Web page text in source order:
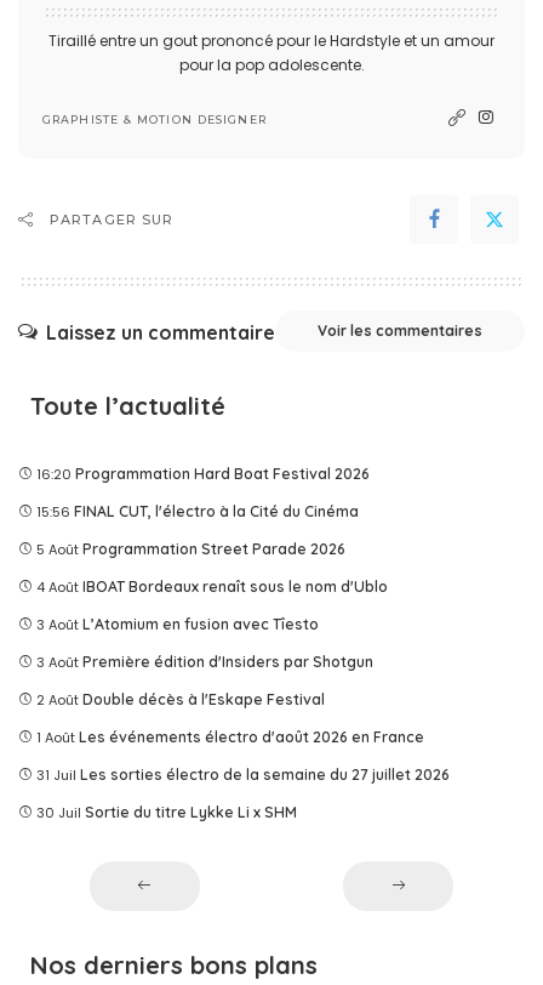
Tiraillé entre un gout prononcé pour le Hardstyle et un amour
pour la pop adolescente.
GRAPHISTE & MOTION DESIGNER
PARTAGER SUR
Laissez un commentaire Voir les commentaires
Toute l’actualité
16:20 Programmation Hard Boat Festival 2026
15:56 FINAL CUT, l'électro à la Cité du Cinéma
5 Août Programmation Street Parade 2026
4 Août IBOAT Bordeaux renaît sous le nom d'Ublo
3 Août L’Atomium en fusion avec Tîesto
3 Août Première édition d'Insiders par Shotgun
2 Août Double décès à l'Eskape Festival
1 Août Les événements électro d'août 2026 en France
31 Juil Les sorties électro de la semaine du 27 juillet 2026
30 Juil Sortie du titre Lykke Li x SHM
Nos derniers bons plans